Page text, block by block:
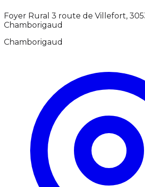
Foyer Rural 3 route de Villefort,
Chamborigaud
Chamborigaud